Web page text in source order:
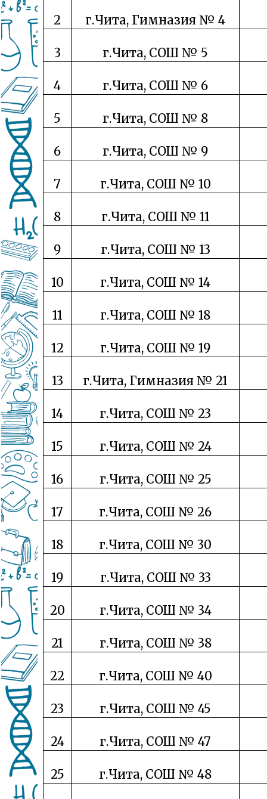
2 г.Чита, Гимназия № 4
3 г.Чита, СОШ № 5
4 г.Чита, СОШ № 6
5 г.Чита, СОШ № 8
6 г.Чита, СОШ № 9
7 г.Чита, СОШ № 10
8 г.Чита, СОШ № 11
9 г.Чита, СОШ № 13
10 г.Чита, СОШ № 14
11 г.Чита, СОШ № 18
12 г.Чита, СОШ № 19
13 г.Чита, Гимназия № 21
14 г.Чита, СОШ № 23
15 г.Чита, СОШ № 24
16 г.Чита, СОШ № 25
17 г.Чита, СОШ № 26
18 г.Чита, СОШ № 30
19 г.Чита, СОШ № 33
20 г.Чита, СОШ № 34
21 г.Чита, СОШ № 38
22 г.Чита, СОШ № 40
23 г.Чита, СОШ № 45
24 г.Чита, СОШ № 47
25 г.Чита, СОШ № 48